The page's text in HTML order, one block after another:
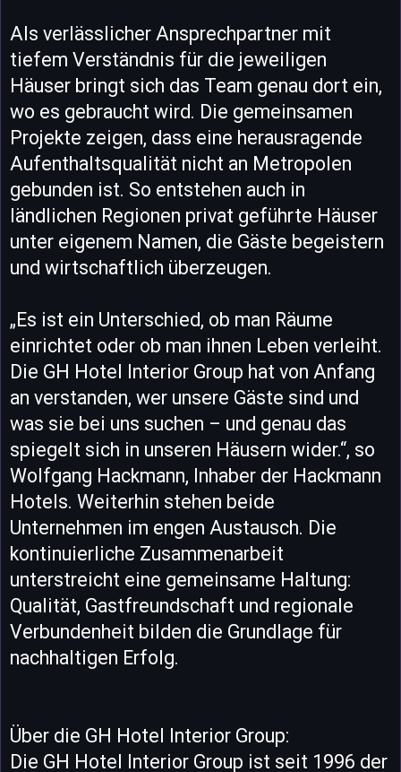
Als verlässlicher Ansprechpartner mit
tiefem Verständnis für die jeweiligen
Häuser bringt sich das Team genau dort ein,
wo es gebraucht wird. Die gemeinsamen
Projekte zeigen, dass eine herausragende
Aufenthaltsqualität nicht an Metropolen
gebunden ist. So entstehen auch in
ländlichen Regionen privat geführte Häuser
unter eigenem Namen, die Gäste begeistern
und wirtschaftlich überzeugen.
„Es ist ein Unterschied, ob man Räume
einrichtet oder ob man ihnen Leben verleiht.
Die GH Hotel Interior Group hat von Anfang
an verstanden, wer unsere Gäste sind und
was sie bei uns suchen – und genau das
spiegelt sich in unseren Häusern wider.“, so
Wolfgang Hackmann, Inhaber der Hackmann
Hotels. Weiterhin stehen beide
Unternehmen im engen Austausch. Die
kontinuierliche Zusammenarbeit
unterstreicht eine gemeinsame Haltung:
Qualität, Gastfreundschaft und regionale
Verbundenheit bilden die Grundlage für
nachhaltigen Erfolg.
Über die GH Hotel Interior Group:
Die GH Hotel Interior Group ist seit 1996 der